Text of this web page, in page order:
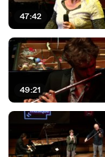
47:42
49:21